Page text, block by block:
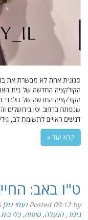
סנונית אחת לא מבשרת את
הקולקציה החדשה של בית
הקולקציה החדשה של גולברי
דגשים ראויים לתשומת לב,
קרא עוד »
ט"ו באב:
Posted 09:12by נעמי גולן
ביגוד,הנעלה,טיפוח,כלי בית